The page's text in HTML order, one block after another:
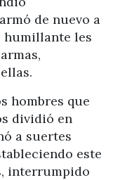
de nuevo a
humillante les
hombres que
dividió en
a suertes
este
interrumpido